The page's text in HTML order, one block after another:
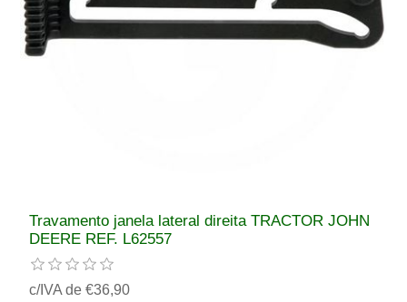
Travamento janela lateral direita TRACTOR JOHN
DEERE REF. L62557
c/IVA de €36,90